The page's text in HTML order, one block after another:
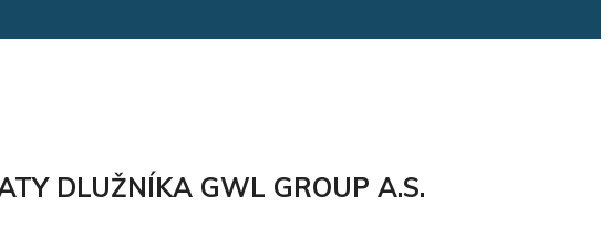
DLUŽNÍKA GWL GROUP A.S.